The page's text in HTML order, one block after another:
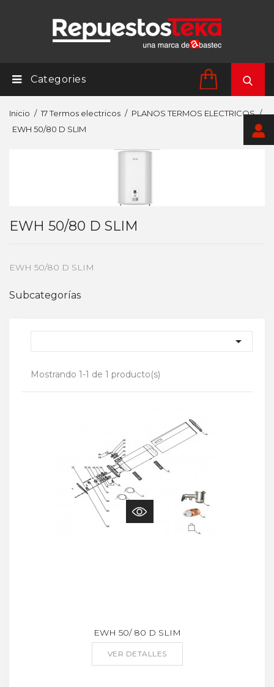
Categories
Inicio 17 Termos electricos
PLANOS TERMOS ELECTRICOS
EWH 50/80 D SLIM
EWH 50/80 D SLIM
EWH 50/80 D SLIM
Subcategorías

Mostrando 1-1 de 1 producto(s)
EWH 50/ 80 D SLIM
VER DETALLES